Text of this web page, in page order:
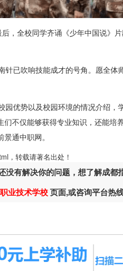
，全校同学齐诵《少年中国说》
针已吹响技能成才的号角。愿全
园优势以及校园环境的情况介绍，
不仅能够获得专业知识，还能培
通中职网。
，转载请著名出处！
没有解决你的问题，想了解成都
业技术学校页面,或咨询平台热